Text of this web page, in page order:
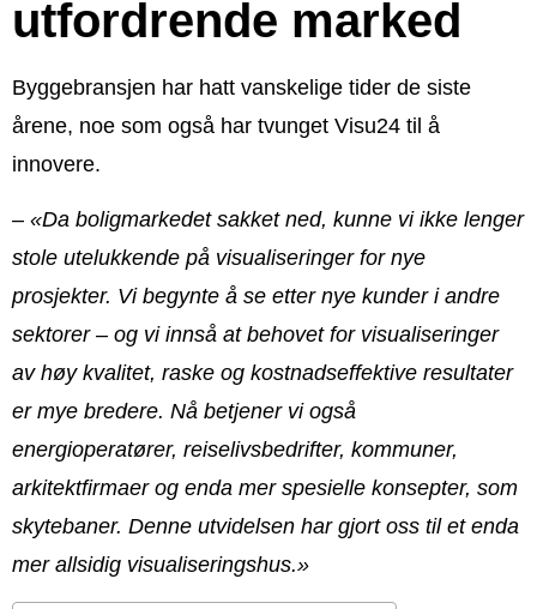
utfordrende marked
Byggebransjen har hatt vanskelige tider de siste
årene, noe som også har tvunget Visu24 til å
innovere.
– «Da boligmarkedet sakket ned, kunne vi ikke lenger
stole utelukkende på visualiseringer for nye
prosjekter. Vi begynte å se etter nye kunder i andre
sektorer – og vi innså at behovet for visualiseringer
av høy kvalitet, raske og kostnadseffektive resultater
er mye bredere. Nå betjener vi også
energioperatører, reiselivsbedrifter, kommuner,
arkitektfirmaer og enda mer spesielle konsepter, som
skytebaner. Denne utvidelsen har gjort oss til et enda
mer allsidig visualiseringshus.»